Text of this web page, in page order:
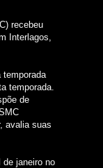
recebeu
Interlagos,
temporada
temporada.
de
avalia suas
janeiro no